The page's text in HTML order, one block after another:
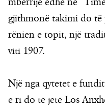
gjithmonë takimi do të
rënien e topit, një
viti 1907.
Një nga qytetet e
e ri do të jetë Los